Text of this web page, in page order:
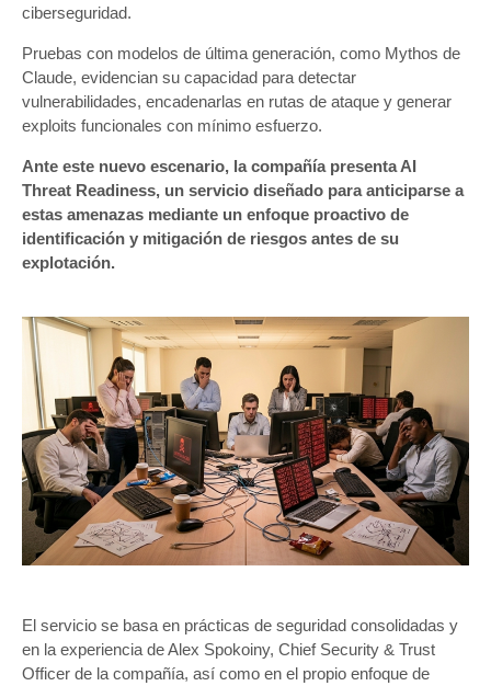
ciberseguridad.
Pruebas con modelos de última generación, como Mythos de
Claude, evidencian su capacidad para detectar
vulnerabilidades, encadenarlas en rutas de ataque y generar
exploits funcionales con mínimo esfuerzo.
Ante este nuevo escenario, la compañía presenta AI
Threat Readiness, un servicio diseñado para anticiparse a
estas amenazas mediante un enfoque proactivo de
identificación y mitigación de riesgos antes de su
explotación.
El servicio se basa en prácticas de seguridad consolidadas y
en la experiencia de Alex Spokoiny, Chief Security & Trust
Officer de la compañía, así como en el propio enfoque de